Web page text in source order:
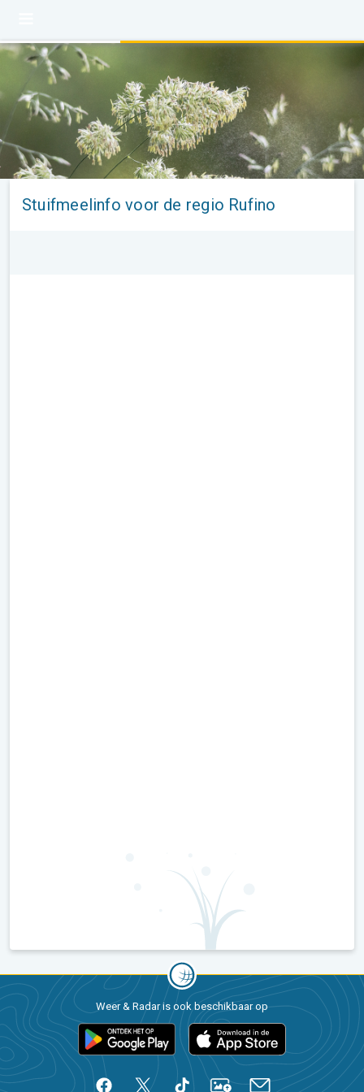
Stuifmeelinfo voor de regio Rufino
Weer & Radar is ook beschikbaar op